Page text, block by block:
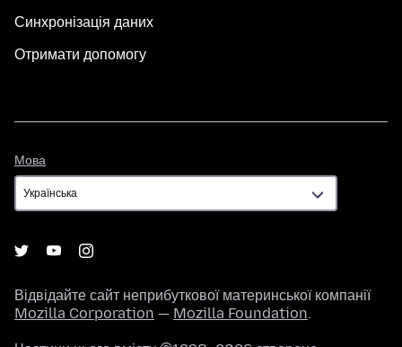
Синхронізація даних
Отримати допомогу
Мова
Відвідайте сайт неприбуткової материнської компанії
Mozilla Corporation — Mozilla Foundation.